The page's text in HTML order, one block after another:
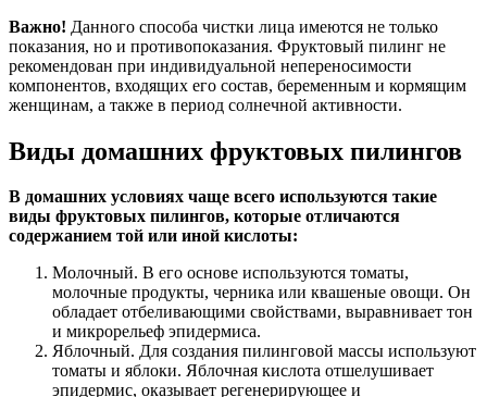
Важно! Данного способа чистки лица имеются не только
показания, но и противопоказания. Фруктовый пилинг не
рекомендован при индивидуальной непереносимости
компонентов, входящих его состав, беременным и кормящим
женщинам, а также в период солнечной активности.
Виды домашних фруктовых пилингов
В домашних условиях чаще всего используются такие
виды фруктовых пилингов, которые отличаются
содержанием той или иной кислоты:
Молочный. В его основе используются томаты,
молочные продукты, черника или квашеные овощи. Он
обладает отбеливающими свойствами, выравнивает тон
и микрорельеф эпидермиса.
Яблочный. Для создания пилинговой массы используют
томаты и яблоки. Яблочная кислота отшелушивает
эпидермис, оказывает регенерирующее и